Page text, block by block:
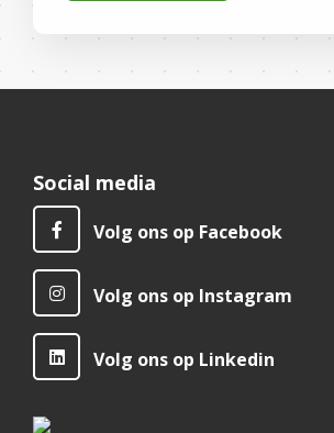
Social media
Volg ons op Facebook
Volg ons op Instagram
Volg ons op Linkedin